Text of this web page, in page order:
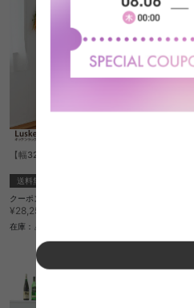
【幅32.5cm】キッチンラック
送料無料
クーポン利用で
¥28,250→
在庫：△